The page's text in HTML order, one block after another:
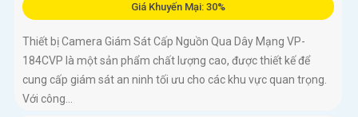
Giá Khuyến Mại: 30%
Thiết bị Camera Giám Sát Cấp Nguồn Qua Dây Mạng VP-
184CVP là một sản phẩm chất lượng cao, được thiết kế để
cung cấp giám sát an ninh tối ưu cho các khu vực quan trọng.
Với công...